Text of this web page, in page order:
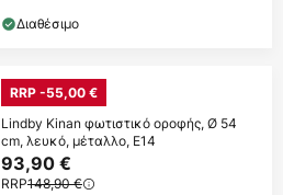
Διαθέσιμο
RRP -55,00 €
Lindby Kinan φωτιστικό οροφής, Ø 54
cm, λευκό, μέταλλο, E14
93,90 €
RRP148,90 €